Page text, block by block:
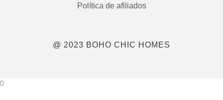
Política de afiliados
@ 2023 BOHO CHIC HOMES